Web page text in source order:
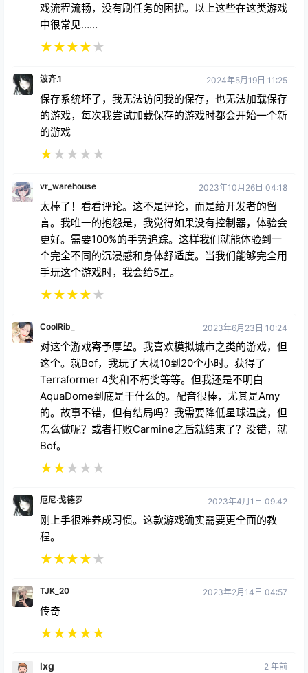
戏流程流畅，没有刷任务的困扰。以上这些在这类游戏
中很常见……
★★★★★
波齐.1 2024年5月19日 11:25
保存系统坏了，我无法访问我的保存，也无法加载保存
的游戏，每次我尝试加载保存的游戏时都会开始一个新
的游戏
★★ ★ ★ ★
vr_warehouse 2023年10月26日 04:18
太棒了！看看评论。这不是评论，而是给开发者的留
言。我唯一的抱怨是，我觉得如果没有控制器，体验会
更好。需要100%的手势追踪。这样我们就能体验到一
个完全不同的沉浸感和身体舒适度。当我们能够完全用
手玩这个游戏时，我会给5星。
★★★★★
CoolRib_ 2023年6月23日 10:24
对这个游戏寄予厚望。我喜欢模拟城市之类的游戏，但
这个。就Bof，我玩了大概10到20个小时。获得了
Terraformer 4奖和不朽奖等等。但我还是不明白
AquaDome到底是干什么的。配音很棒，尤其是Amy
的。故事不错，但有结局吗？我需要降低星球温度，但
怎么做呢？或者打败Carmine之后就结束了？没错，就
Bof。
★★★ ★ ★
厄尼·戈德罗 2023年4月1日 09:42
刚上手很难养成习惯。这款游戏确实需要更全面的教
程。
★★★★★
TJK_20 2023年2月14日 04:57
传奇
★★★★★
lxg 2 年前